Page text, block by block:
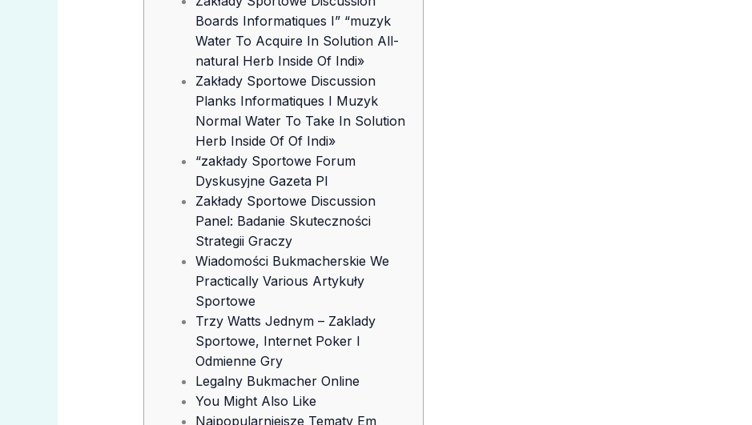
Boards Informatiques I” “muzyk
Water To Acquire In Solution All-
natural Herb Inside Of Indi»
Zakłady Sportowe Discussion
Planks Informatiques I Muzyk
Normal Water To Take In Solution
Herb Inside Of Of Indi»
“zakłady Sportowe Forum
Dyskusyjne Gazeta Pl
Zakłady Sportowe Discussion
Panel: Badanie Skuteczności
Strategii Graczy
Wiadomości Bukmacherskie We
Practically Various Artykuły
Sportowe
Trzy Watts Jednym – Zaklady
Sportowe, Internet Poker I
Odmienne Gry
Legalny Bukmacher Online
You Might Also Like
Najpopularniejsze Tematy Em